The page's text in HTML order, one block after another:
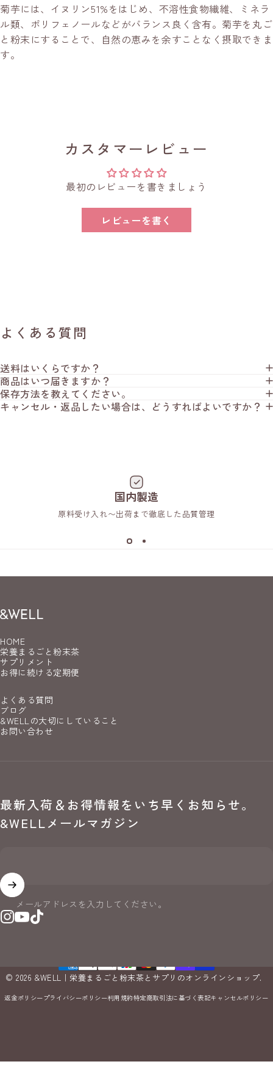
菊芋には、イヌリン51%をはじめ、不溶性食物繊維、ミネラ
ル類、ポリフェノールなどがバランス良く含有。菊芋を丸ご
と粉末にすることで、自然の恵みを余すことなく摂取できま
す。
カスタマーレビュー
最初のレビューを書きましょう
レビューを書く
よくある質問
送料はいくらですか？
商品はいつ届きますか？
保存方法を教えてください。
キャンセル・返品したい場合は、どうすればよいですか？
国内製造
原料受け入れ〜出荷まで徹底した品質管理
&WELL｜栄養まるごと粉末茶とサプリのオンラインショッ
HOME
栄養まるごと粉末茶
サプリメント
お得に続ける定期便
よくある質問
ブログ
&WELLの大切にしていること
お問い合わせ
最新入荷＆お得情報をいち早くお知らせ。
&WELLメールマガジン
メールアドレスを入力してください。
© 2026 &WELL｜栄養まるごと粉末茶とサプリのオンラインショップ.
返金ポリシープライバシーポリシー利用規約特定商取引法に基づく表記キャンセルポリシー